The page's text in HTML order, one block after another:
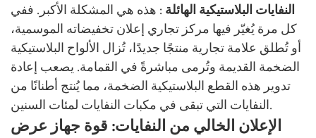
النفايات البلاستيكية الهائلة : هذه هي المشكلة الأكبر. ففي
كل مرة يُغيّر فيها مركز تجاري إعلان تخفيضاته الموسمية،
أو تُطلق علامة تجارية منتجًا جديدًا، تُزال الألواح البلاستيكية
الضخمة القديمة وتُرمى مباشرةً في القمامة. يصعب إعادة
تدوير هذه القطع البلاستيكية الضخمة، مما يُنتج أطنانًا من
النفايات التي تبقى في مكبات النفايات لمئات السنين.
الإعلان الخالي من النفايات: قوة جهاز عرض